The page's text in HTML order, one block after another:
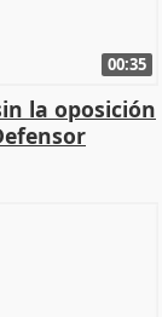
00:35
la oposición